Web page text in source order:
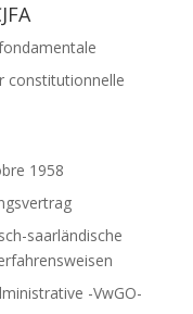
constitutionnelle
1958
saarländische
-VwGO-